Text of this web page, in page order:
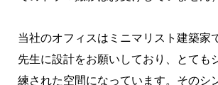
当社のオフィスはミニマリスト建築家
先生に設計をお願いしており、とても
練された空間になっています。そのシ